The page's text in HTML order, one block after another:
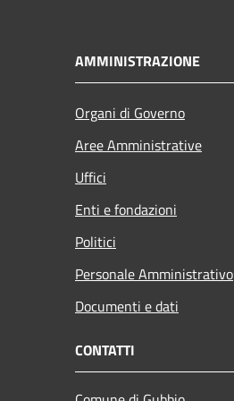
AMMINISTRAZIONE
Organi di Governo
Aree Amministrative
Uffici
Enti e fondazioni
Politici
Personale Amministrativo
Documenti e dati
CONTATTI